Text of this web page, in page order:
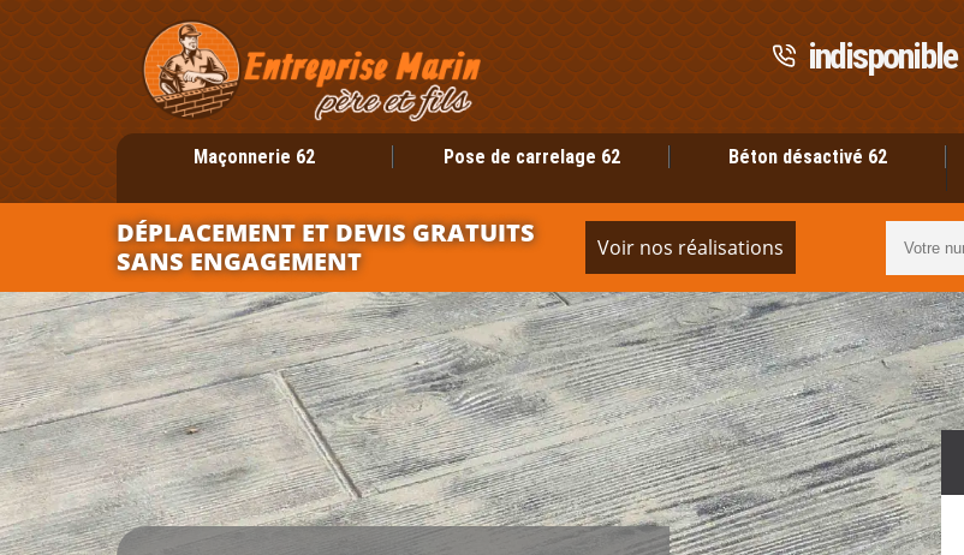
indisponible
Maçonnerie 62 Pose de carrelage 62 Béton désactivé 62
DÉPLACEMENT ET DEVIS GRATUITS
SANS ENGAGEMENT
Voir nos réalisations